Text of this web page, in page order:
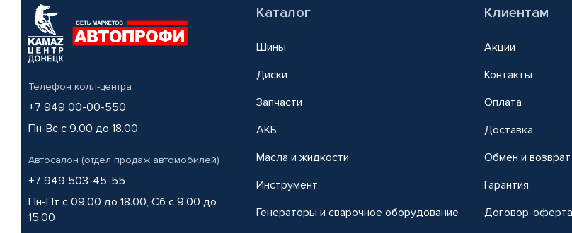
Телефон колл-центра
+7 949 00-00-550
Пн-Вс с 9.00 до 18.00
Автосалон (отдел продаж автомобилей)
+7 949 503-45-55
Пн-Пт с 09.00 до 18.00, Сб с 9.00 до
15.00
Каталог
Шины
Диски
Запчасти
АКБ
Масла и жидкости
Инструмент
Генераторы и сварочное оборудование
Клиентам
Акции
Контакты
Оплата
Доставка
Обмен и возврат
Гарантия
Договор-оферта